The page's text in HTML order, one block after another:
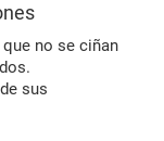
no se ciñan
sus